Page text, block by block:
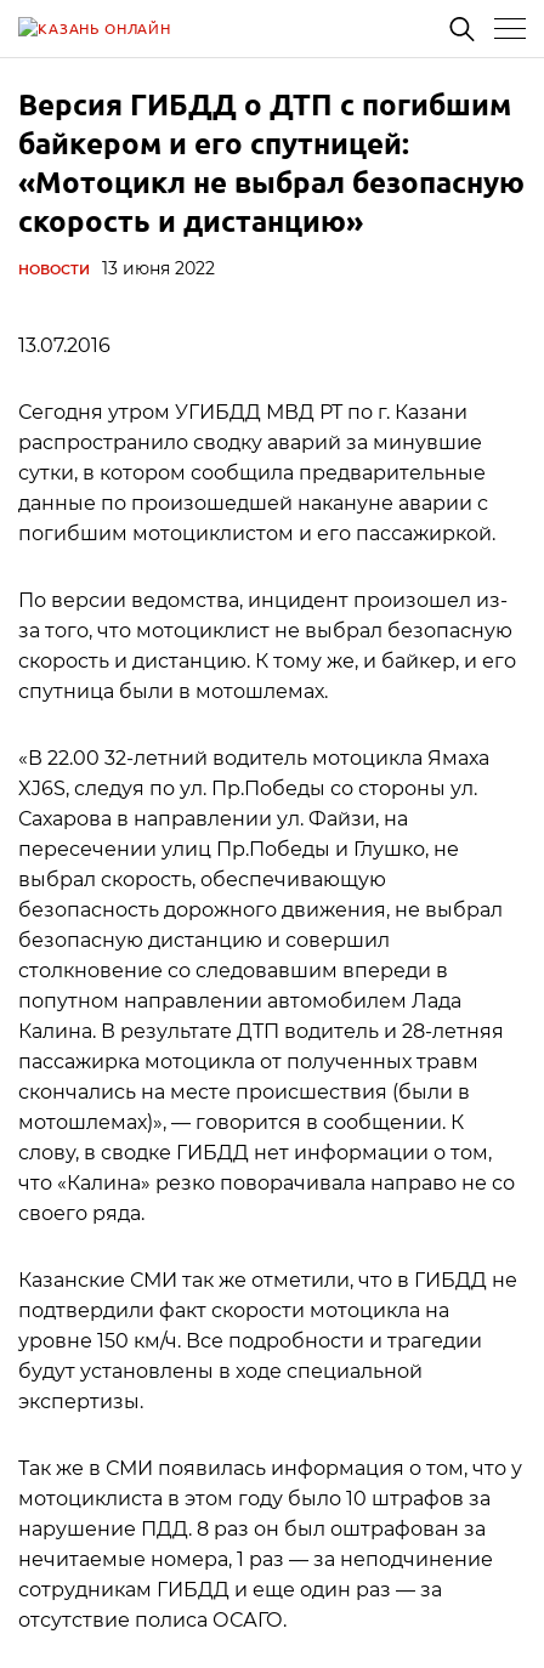
Версия ГИБДД о ДТП с погибшим
байкером и его спутницей:
«Мотоцикл не выбрал безопасную
скорость и дистанцию»
НОВОСТИ 13 июня 2022
13.07.2016
Сегодня утром УГИБДД МВД РТ по г. Казани
распространило сводку аварий за минувшие
сутки, в котором сообщила предварительные
данные по произошедшей накануне аварии с
погибшим мотоциклистом и его пассажиркой.
По версии ведомства, инцидент произошел из-
за того, что мотоциклист не выбрал безопасную
скорость и дистанцию. К тому же, и байкер, и его
спутница были в мотошлемах.
«В 22.00 32-летний водитель мотоцикла Ямаха
XJ6S, следуя по ул. Пр.Победы со стороны ул.
Сахарова в направлении ул. Файзи, на
пересечении улиц Пр.Победы и Глушко, не
выбрал скорость, обеспечивающую
безопасность дорожного движения, не выбрал
безопасную дистанцию и совершил
столкновение со следовавшим впереди в
попутном направлении автомобилем Лада
Калина. В результате ДТП водитель и 28-летняя
пассажирка мотоцикла от полученных травм
скончались на месте происшествия (были в
мотошлемах)», — говорится в сообщении. К
слову, в сводке ГИБДД нет информации о том,
что «Калина» резко поворачивала направо не со
своего ряда.
Казанские СМИ так же отметили, что в ГИБДД не
подтвердили факт скорости мотоцикла на
уровне 150 км/ч. Все подробности и трагедии
будут установлены в ходе специальной
экспертизы.
Так же в СМИ появилась информация о том, что у
мотоциклиста в этом году было 10 штрафов за
нарушение ПДД. 8 раз он был оштрафован за
нечитаемые номера, 1 раз — за неподчинение
сотрудникам ГИБДД и еще один раз — за
отсутствие полиса ОСАГО.